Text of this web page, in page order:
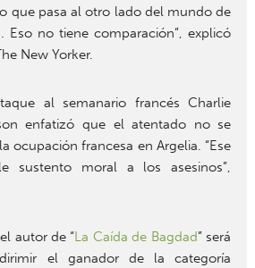
que pasa al otro lado del mundo de
Eso no tiene comparación”, explicó
New Yorker.
al semanario francés Charlie
enfatizó que el atentado no se
ocupación francesa en Argelia. “Ese
sustento moral a los asesinos”,
autor de “La Caída de Bagdad” será
el ganador de la categoría